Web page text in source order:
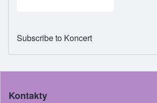
Subscribe to Koncert
Kontakty